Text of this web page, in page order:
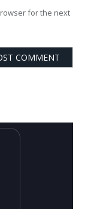
for the next